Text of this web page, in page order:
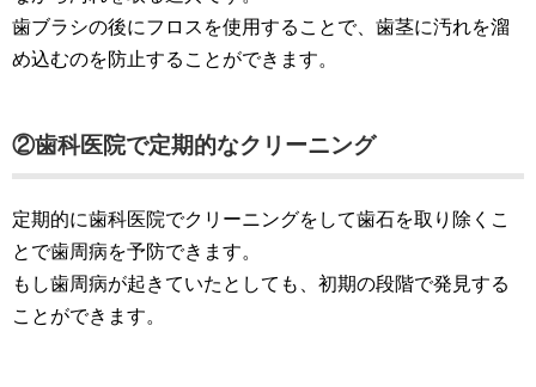
歯ブラシの後にフロスを使用することで、歯茎に汚れを溜
め込むのを防止することができます。
②歯科医院で定期的なクリーニング
定期的に歯科医院でクリーニングをして歯石を取り除くこ
とで歯周病を予防できます。
もし歯周病が起きていたとしても、初期の段階で発見する
ことができます。